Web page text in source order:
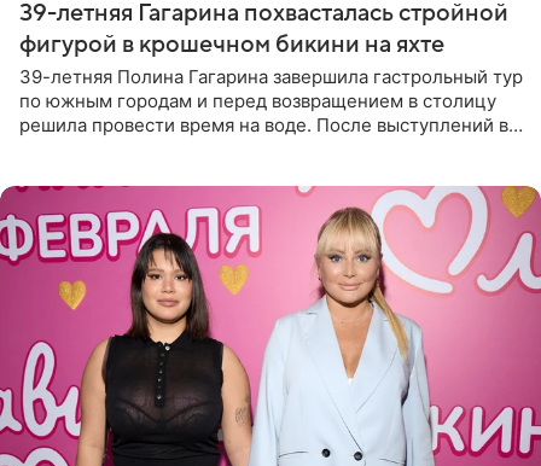
39-летняя Гагарина похвасталась стройной
фигурой в крошечном бикини на яхте
39-летняя Полина Гагарина завершила гастрольный тур
по южным городам и перед возвращением в столицу
решила провести время на воде. После выступлений в